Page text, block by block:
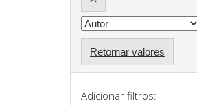
Retornar valores
Adicionar filtros: